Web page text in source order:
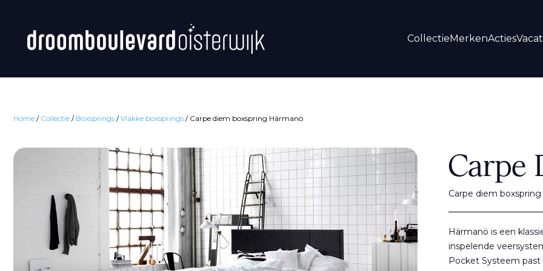
CollectieMerkenActies
Home / Collectie / Boxsprings /Vlakke boxsprings / Carpe diem boxspring Härmanö
Carpe
Carpe diem
Härmanö is een
inspelende
Pocket Systeem